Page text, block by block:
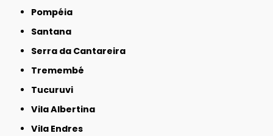
Pompéia
Santana
Serra da Cantareira
Tremembé
Tucuruvi
Vila Albertina
Vila Endres